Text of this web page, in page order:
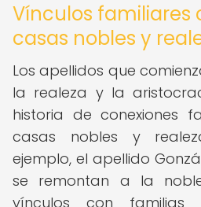
Vínculos familiares
casas nobles y
Los apellidos que
la realeza y la
historia de conexiones
casas nobles y
ejemplo, el apellido
se remontan a la
vínculos con familias